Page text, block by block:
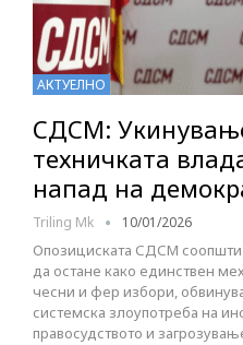
АКТУЕЛНО
СДСМ:
техничката
напад на
Triling Mk 10/01/2026
Опозициската СДСМ соопшти
да остане како единствен
чесни и фер избори,
системска злоупотреба на
правосудството и